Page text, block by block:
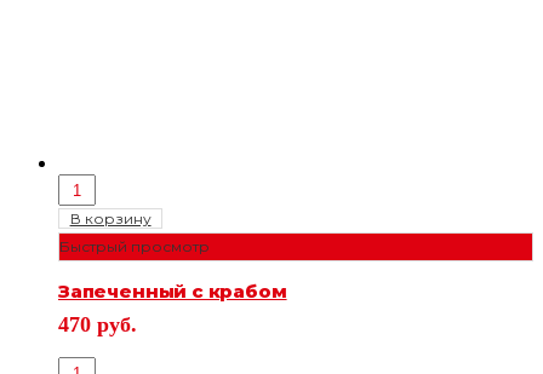
В корзину
Быстрый просмотр
Запеченный с крабом
470 руб.